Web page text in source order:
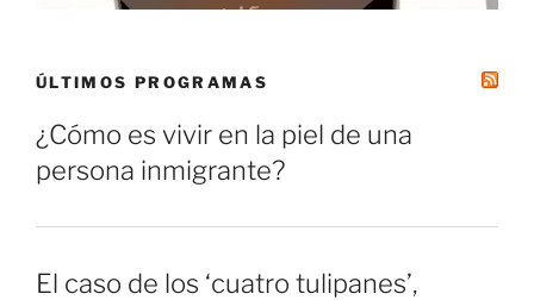
ÚLTIMOS PROGRAMAS
¿Cómo es vivir en la piel de una
persona inmigrante?
El caso de los ‘cuatro tulipanes’,